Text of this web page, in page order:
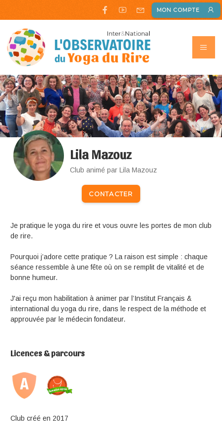
MON COMPTE
Lila Mazouz
Club animé par Lila Mazouz
CONTACTER
Je pratique le yoga du rire et vous ouvre les portes de mon club
de rire.
Pourquoi j’adore cette pratique ? La raison est simple : chaque
séance ressemble à une fête où on se remplit de vitalité et de
bonne humeur.
J'ai reçu mon habilitation à animer par l’Institut Français &
international du yoga du rire, dans le respect de la méthode et
approuvée par le médecin fondateur.
Licences & parcours
Club créé en 2017